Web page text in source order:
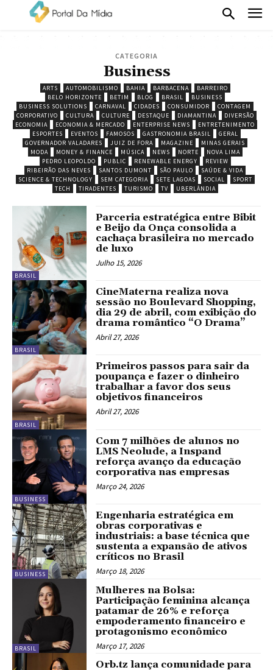
CATEGORIA
Business
ARTS AUTOMOBILISMO BAHIA BARBACENA
BARREIRO
BELO HORIZONTE
BETIM BLOG BRASIL
BUSINESS
BUSINESS SOLUTIONS
CARNAVAL CIDADES CONSUMIDOR
CONTAGEM
CORPORATIVO
CULTURA CULTURE DESTAQUE DIAMANTINA
DIVERSÃO
ECONOMIA
ECONOMIA & MERCADO ENTERPRISE NEWS
ENTRETENIMENTO
ESPORTES
EVENTOS FAMOSOS GASTRONOMIA BRASIL
GERAL
GOVERNADOR VALADARES
JUIZ DE FORA MAGAZINE
MINAS GERAIS
MODA
MONEY & FINANCE MÚSICA NEWS NORTE
NOVA LIMA
PEDRO LEOPOLDO
PUBLIC RENEWABLE ENERGY
REVIEW
RIBEIRÃO DAS NEVES
SANTOS DUMONT SÃO PAULO
SAÚDE & VIDA
SCIENCE & TECHNOLOGY
SEM CATEGORIA SETE LAGOAS SOCIAL
SPORT
TECH
TIRADENTES TURISMO TV UBERLÂNDIA
BRASIL
Parceria estratégica entre Bibit
e Beijo da Onça consolida a
cachaça brasileira no mercado
de luxo
Julho 15, 2026
BRASIL
CineMaterna realiza nova
sessão no Boulevard Shopping,
dia 29 de abril, com exibição do
drama romântico “O Drama”
Abril 27, 2026
BRASIL
Primeiros passos para sair da
poupança e fazer o dinheiro
trabalhar a favor dos seus
objetivos financeiros
Abril 27, 2026
BUSINESS
Com 7 milhões de alunos no
LMS Neolude, a Inspand
reforça avanço da educação
corporativa nas empresas
Março 24, 2026
BUSINESS
Engenharia estratégica em
obras corporativas e
industriais: a base técnica que
sustenta a expansão de ativos
críticos no Brasil
Março 18, 2026
BRASIL
Mulheres na Bolsa:
Participação feminina alcança
patamar de 26% e reforça
empoderamento financeiro e
protagonismo econômico
Março 17, 2026
Orb.tz lança comunidade para